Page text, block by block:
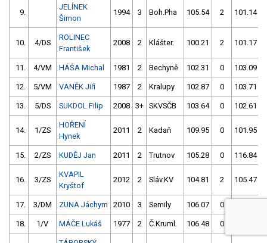
9.
JELÍNEK
Šimon
1994 3 Boh.Pha 105.54 2 101.14
10. 4/DS
ROLINEC
František
2008 2 Klášter. 100.21 2 101.17
11. 4/VM HÁŠA Michal 1981 2 Bechyně 102.31 0 103.09
12. 5/VM VANĚK Jiří 1987 2 Kralupy 102.87 0 103.71
13. 5/DS SUKDOL Filip 2008 3+ SKVSČB 103.64 0 102.61
14. 1/ZS
HOŘENÍ
Hynek
2011 2 Kadaň 109.95 0 101.95
15. 2/ZS KUDĚJ Jan 2011 2 Trutnov 105.28 0 116.84
16. 3/ZS
KVAPIL
Kryštof
2012 2 Sláv.KV 104.81 2 105.47
17. 3/DM ZUNA Jáchym 2010 3 Semily 106.07 0
18. 1/V MÁČE Lukáš 1977 2 Č.Kruml. 106.48 0